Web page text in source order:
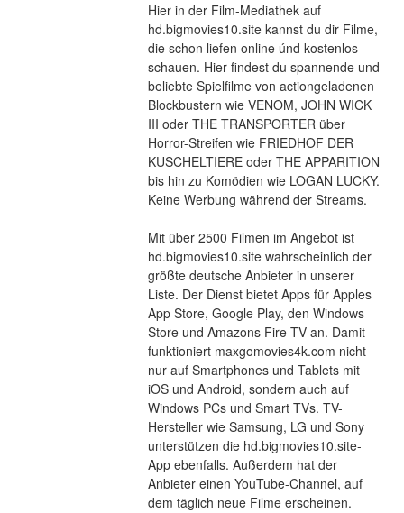
Hier in der Film-Mediathek auf
hd.bigmovies10.site kannst du dir Filme,
die schon liefen online únd kostenlos
schauen. Hier findest du spannende und
beliebte Spielfilme von actiongeladenen
Blockbustern wie VENOM, JOHN WICK
III oder THE TRANSPORTER über
Horror-Streifen wie FRIEDHOF DER
KUSCHELTIERE oder THE APPARITION
bis hin zu Komödien wie LOGAN LUCKY.
Keine Werbung während der Streams.
Mit über 2500 Filmen im Angebot ist
hd.bigmovies10.site wahrscheinlich der
größte deutsche Anbieter in unserer
Liste. Der Dienst bietet Apps für Apples
App Store, Google Play, den Windows
Store und Amazons Fire TV an. Damit
funktioniert maxgomovies4k.com nicht
nur auf Smartphones und Tablets mit
iOS und Android, sondern auch auf
Windows PCs und Smart TVs. TV-
Hersteller wie Samsung, LG und Sony
unterstützen die hd.bigmovies10.site-
App ebenfalls. Außerdem hat der
Anbieter einen YouTube-Channel, auf
dem täglich neue Filme erscheinen.